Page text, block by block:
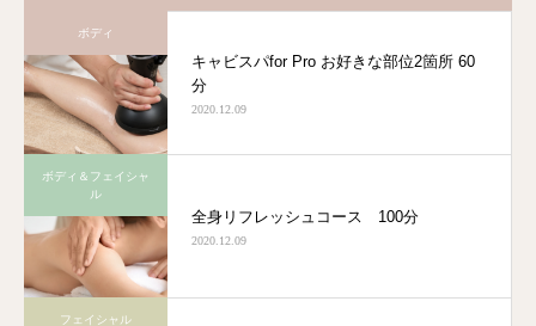
ボディ
キャビスパfor Pro お好きな部位2箇所 60
分
2020.12.09
ボディ＆フェイシャ
ル
全身リフレッシュコース 100分
2020.12.09
フェイシャル